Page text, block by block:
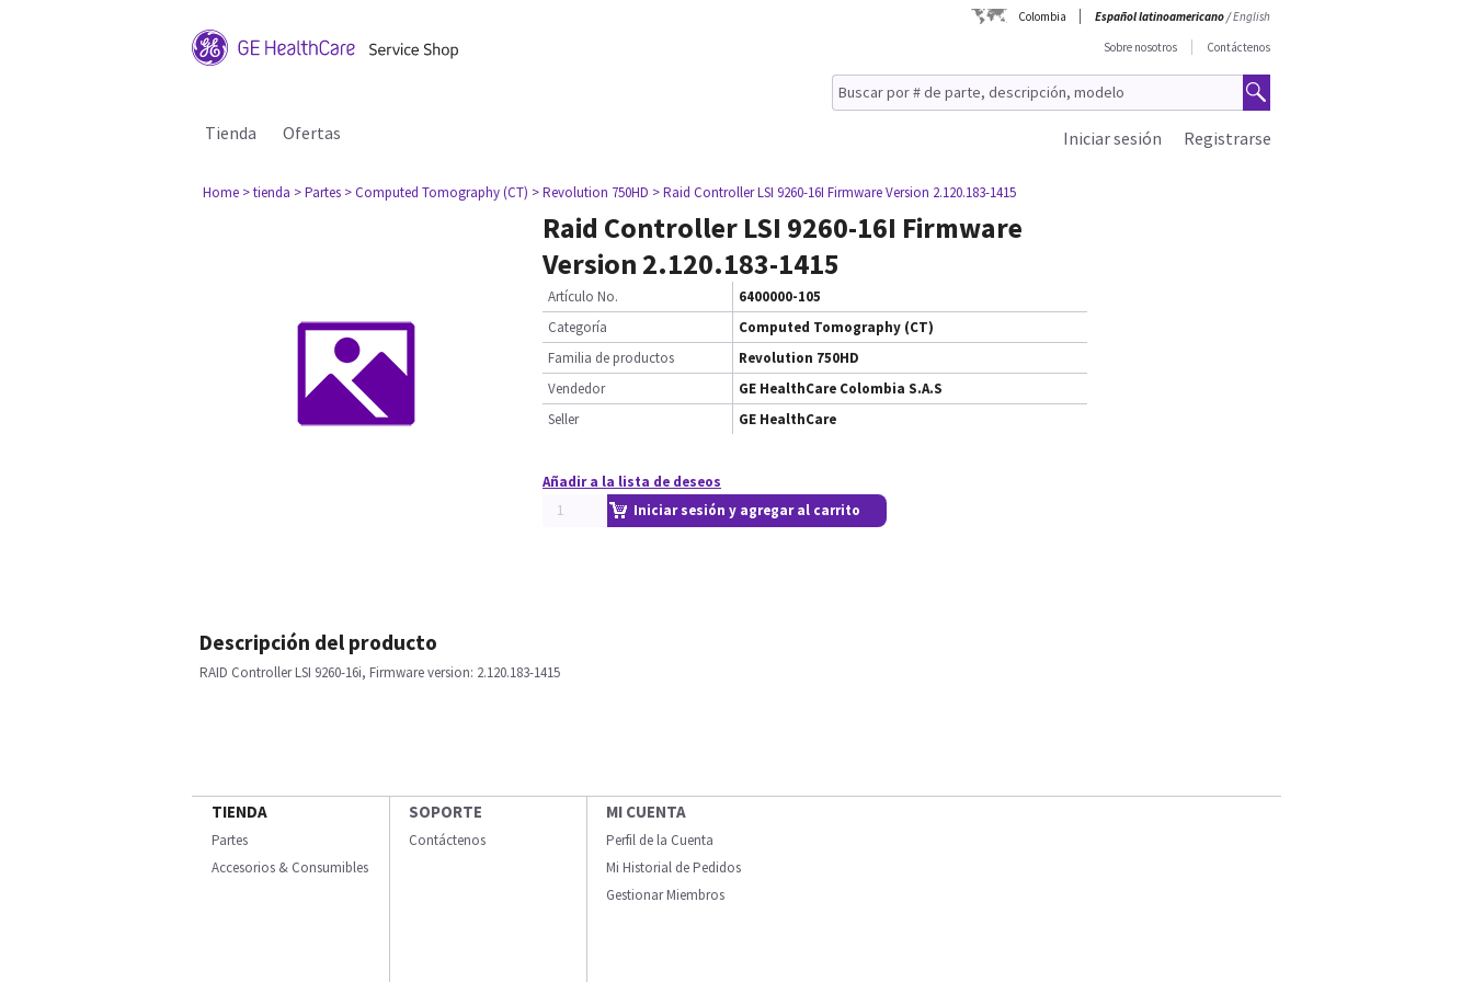
Colombia Español latinoamericano/English
Sobre nosotros
Contáctenos
Tienda Ofertas Registrarse
Iniciar sesión
Home > tienda > Partes > Computed Tomography (CT) > Revolution 750HD > Raid Controller LSI 9260-16I Firmware Version 2.120.183-1415
Raid Controller LSI 9260-16I Firmware
Version 2.120.183-1415
Artículo No.
6400000-105
Categoría
Computed Tomography (CT)
Familia de productos
Revolution 750HD
Vendedor
GE HealthCare Colombia S.A.S
Seller
GE HealthCare
Añadir a la lista de deseos
Iniciar sesión y agregar al carrito
Descripción del producto
RAID Controller LSI 9260-16i, Firmware version: 2.120.183-1415
TIENDA
Partes
Accesorios & Consumibles
SOPORTE
Contáctenos
MI CUENTA
Perfil de la Cuenta
Mi Historial de Pedidos
Gestionar Miembros